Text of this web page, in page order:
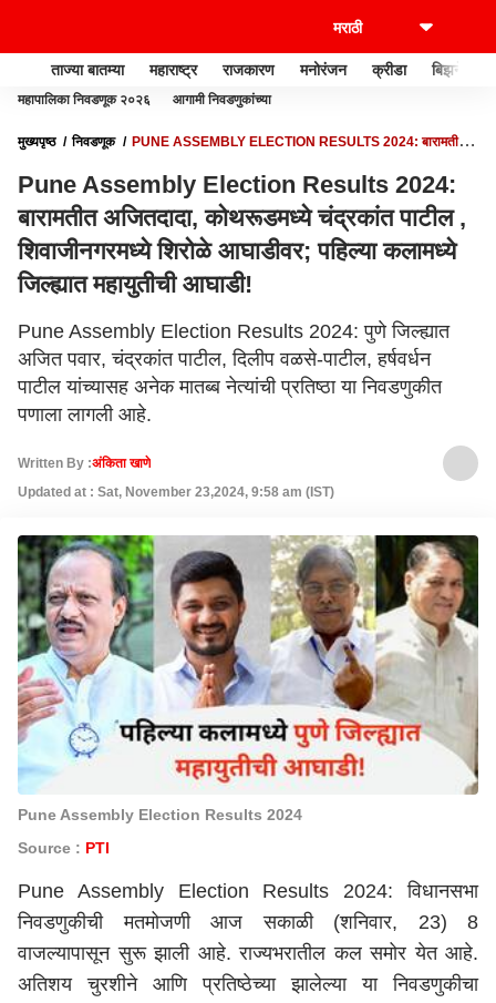
ताज्या बातम्या महाराष्ट्र राजकारण मनोरंजन क्रीडा बिझनेस
महापालिका निवडणूक २०२६ आगामी निवडणुकांच्या
मुख्यपृष्ठ निवडणूक
PUNE ASSEMBLY ELECTION RESULTS 2024: बारामतीत
जिल्ह्यात महायुतीची आघाडी!
Pune Assembly Election Results 2024:
बारामतीत अजितदादा, कोथरूडमध्ये चंद्रकांत पाटील ,
शिवाजीनगरमध्ये शिरोळे आघाडीवर; पहिल्या कलामध्ये
जिल्ह्यात महायुतीची आघाडी!
Pune Assembly Election Results 2024: पुणे जिल्ह्यात
अजित पवार, चंद्रकांत पाटील, दिलीप वळसे-पाटील, हर्षवर्धन
पाटील यांच्यासह अनेक मातब्ब नेत्यांची प्रतिष्ठा या निवडणुकीत
पणाला लागली आहे.
Written By :अंकिता खाणे
Updated at : Sat, November 23,2024, 9:58 am (IST)
Pune Assembly Election Results 2024
Source : PTI
Pune Assembly Election Results 2024: विधानसभा
निवडणुकीची मतमोजणी आज सकाळी (शनिवार, 23) 8
वाजल्यापासून सुरू झाली आहे. राज्यभरातील कल समोर येत आहे.
अतिशय चुरशीने आणि प्रतिष्ठेच्या झालेल्या या निवडणुकीचा